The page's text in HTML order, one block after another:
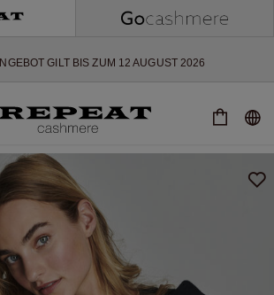
GILT BIS ZUM 12 AUGUST 2026
NICHT FÜR LIMITED EDITION
*AUSNAHMEN SIND MÖGLICH
& FRISCHE FARBEN FÜR DIE KOMMENDE
SAISON
EXTRA 10% OFF SALE